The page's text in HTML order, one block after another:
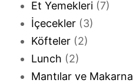
Et Yemekleri (7)
İçecekler (3)
Köfteler (2)
Lunch (2)
Mantılar ve Makarna